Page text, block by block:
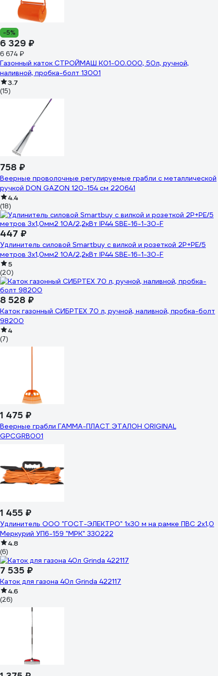
-5%
6 329 ₽
6 674 ₽
Газонный каток СТРОЙМАШ К01-00.000, 50л, ручной,
наливной, пробка-болт 13001
3.7
(15)
758 ₽
Веерные проволочные регулируемые грабли с металлической
ручкой DON GAZON 120-154 см 220641
4.4
(18)
447 ₽
Удлинитель силовой Smartbuy с вилкой и розеткой 2P+PE/5
метров 3x1,0мм2 10А/2,2кВт IP44 SBE-16-1-30-F
5
(20)
8 528 ₽
Каток газонный СИБРТЕХ 70 л, ручной, наливной, пробка-болт
98200
4
(7)
1 475 ₽
Веерные грабли ГАММА-ПЛАСТ ЭТАЛОН ORIGINAL
GPCGRB001
1 455 ₽
Удлинитель ООО "ГОСТ-ЭЛЕКТРО" 1x30 м на рамке ПВС 2x1,0
Меркурий УП6-159 "МРК" 330222
4.8
(6)
7 535 ₽
Каток для газона 40л Grinda 422117
4.6
(26)